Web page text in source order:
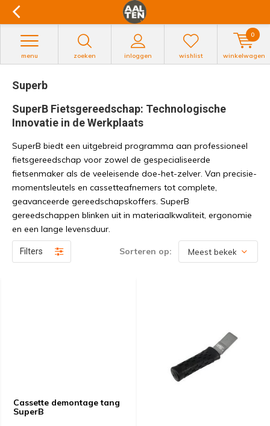
zoeken inloggen
menu wishlist winkelwagen
0
Superb
SuperB Fietsgereedschap: Technologische
Innovatie in de Werkplaats
SuperB biedt een uitgebreid programma aan professioneel
fietsgereedschap voor zowel de gespecialiseerde
fietsenmaker als de veeleisende doe-het-zelver. Van precisie-
momentsleutels en cassetteafnemers tot complete,
geavanceerde gereedschapskoffers. SuperB
gereedschappen blinken uit in materiaalkwaliteit, ergonomie
en een lange levensduur.
Filters Sorteren op:
Cassette demontage tang
SuperB